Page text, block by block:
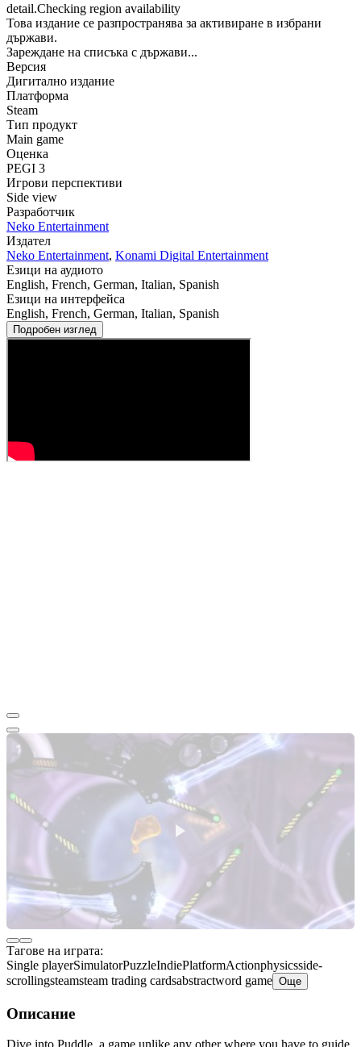
detail.Checking region availability
Това издание се разпространява за активиране в избрани
държави.
Зареждане на списъка с държави...
Версия
Дигитално издание
Платформа
Steam
Тип продукт
Main game
Оценка
PEGI 3
Игрови перспективи
Side view
Разработчик
Neko Entertainment
Издател
Neko Entertainment, Konami Digital Entertainment
Езици на аудиото
English, French, German, Italian, Spanish
Езици на интерфейса
English, French, German, Italian, Spanish
Подробен изглед
Тагове на играта:
Single playerSimulatorPuzzleIndiePlatformActionphysicsside-
scrollingsteamsteam trading cardsabstractword game Още
Описание